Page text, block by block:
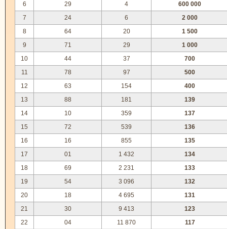
6
29 4
600 000
7
24 6
2 000
8
64 20
1 500
9
71 29
1 000
10
44 37
700
11
78 97
500
12
63 154
400
13
88 181
139
14
10 359
137
15
72 539
136
16
16 855
135
17
01 1 432
134
18
69 2 231
133
19
54 3 096
132
20
18 4 695
131
21
30 9 413
123
22
04 11 870
117